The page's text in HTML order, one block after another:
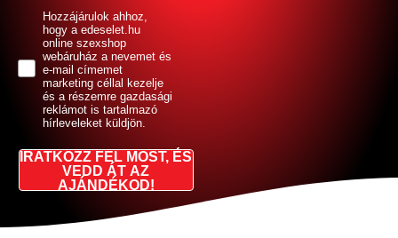
GDPRHozzájárulok ahhoz,
hogy a edeselet.hu
online szexshop
webáruház a nevemet és
e-mail címemet
marketing céllal kezelje
és a részemre gazdasági
reklámot is tartalmazó
hírleveleket küldjön.
IRATKOZZ FEL MOST, ÉS
VEDD ÁT AZ
AJÁNDÉKOD!